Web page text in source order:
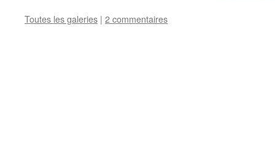
Toutes les galeries | 2 commentaires